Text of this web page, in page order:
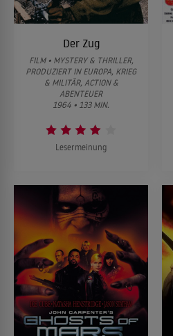
Der Zug
FILM • MYSTERY & THRILLER,
PRODUZIERT IN EUROPA, KRIEG
& MILITÄR, ACTION &
ABENTEUER
1964 • 133 MIN.
Lesermeinung